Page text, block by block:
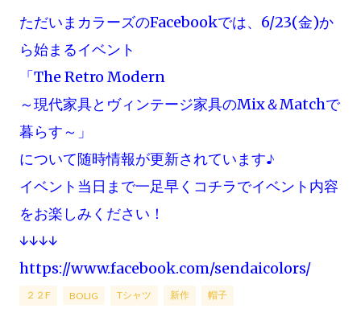
ただいまカラーズのFacebookでは、6/23(金)か
ら始まるイベント
「The Retro Modern
～現代家具とヴィンテージ家具のMix＆Matchで
暮らす～」
について随時情報が更新されています♪
イベント当日まで一足早くコチラでイベント内容
をお楽しみください！
↓↓↓↓
https://www.facebook.com/sendaicolors/
２２F BOLIG Tシャツ 新作 帽子